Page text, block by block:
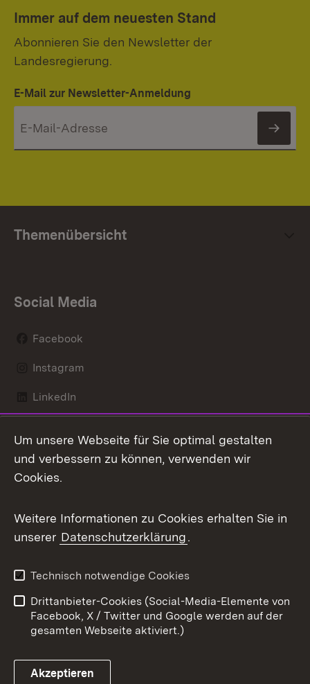
Immer auf dem neuesten Stand
Abonnieren Sie den Newsletter der
Landesregierung.
E-Mail zur Newsletter-Anmeldung
Themenübersicht
Social Media
Facebook
Instagram
LinkedIn
X / Twitter
Youtube
Link zum Landesportal
Kontakt
Datenschutz
Barrierefreiheit
Impressum
Cookies
Um unsere Webseite für Sie optimal gestalten
und verbessern zu können, verwenden wir
Cookies.
Weitere Informationen zu Cookies erhalten Sie in
unserer Datenschutzerklärung.
Technisch notwendige Cookies
Drittanbieter-Cookies (Social-Media-Elemente von
Facebook, X / Twitter und Google werden auf der
gesamten Webseite aktiviert.)
Akzeptieren